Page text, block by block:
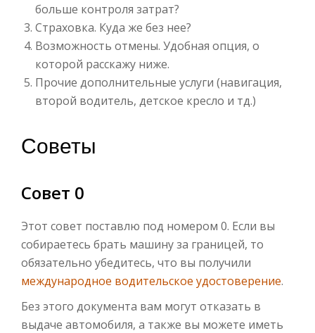
больше контроля затрат?
Страховка. Куда же без нее?
Возможность отмены. Удобная опция, о
которой расскажу ниже.
Прочие дополнительные услуги (навигация,
второй водитель, детское кресло и тд.)
Советы
Совет 0
Этот совет поставлю под номером 0. Если вы
собираетесь брать машину за границей, то
обязательно убедитесь, что вы получили
международное водительское удостоверение.
Без этого документа вам могут отказать в
выдаче автомобиля, а также вы можете иметь